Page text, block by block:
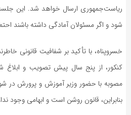
ریاست‌جمهوری ارسال خواهد شد. این
شود و اگر مسئولان آمادگی داشته باشند
خسروپناه، با تأکید بر شفافیت قانونی
کنکور، از پنج سال پیش تصویب و
مصوبه با حضور وزیر آموزش و پرورش در
بنابراین، قانون روشن است و ابهامی وجود